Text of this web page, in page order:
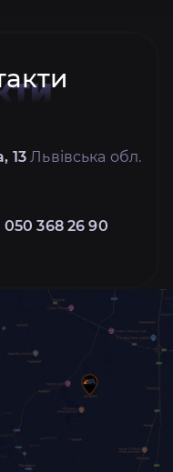
13 Львівська обл.
050 368 26 90